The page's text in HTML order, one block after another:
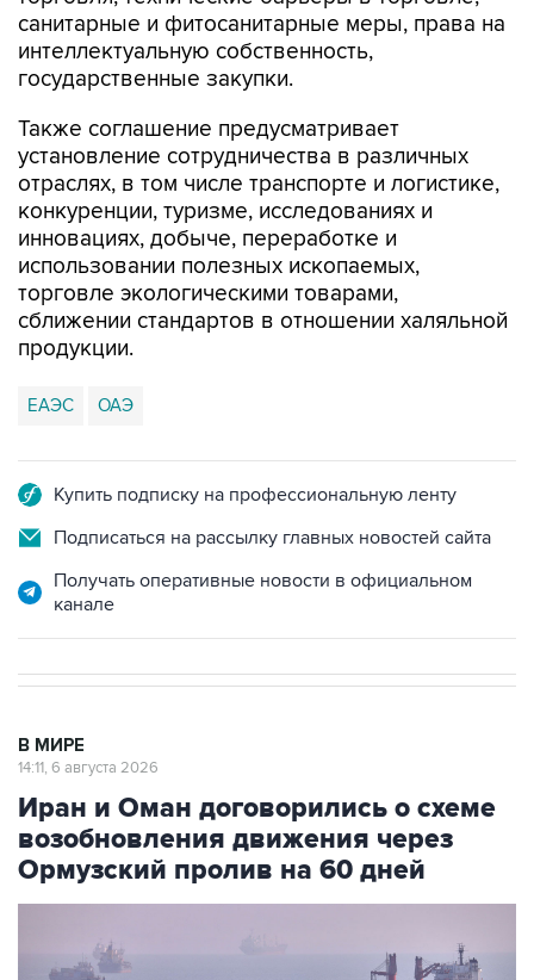
санитарные и фитосанитарные меры, права на
интеллектуальную собственность,
государственные закупки.
Также соглашение предусматривает
установление сотрудничества в различных
отраслях, в том числе транспорте и логистике,
конкуренции, туризме, исследованиях и
инновациях, добыче, переработке и
использовании полезных ископаемых,
торговле экологическими товарами,
сближении стандартов в отношении халяльной
продукции.
ЕАЭС ОАЭ
Купить подписку на профессиональную ленту
Подписаться на рассылку главных новостей сайта
Получать оперативные новости в официальном
канале
В МИРЕ
14:11, 6 августа 2026
Иран и Оман договорились о схеме
возобновления движения через
Ормузский пролив на 60 дней